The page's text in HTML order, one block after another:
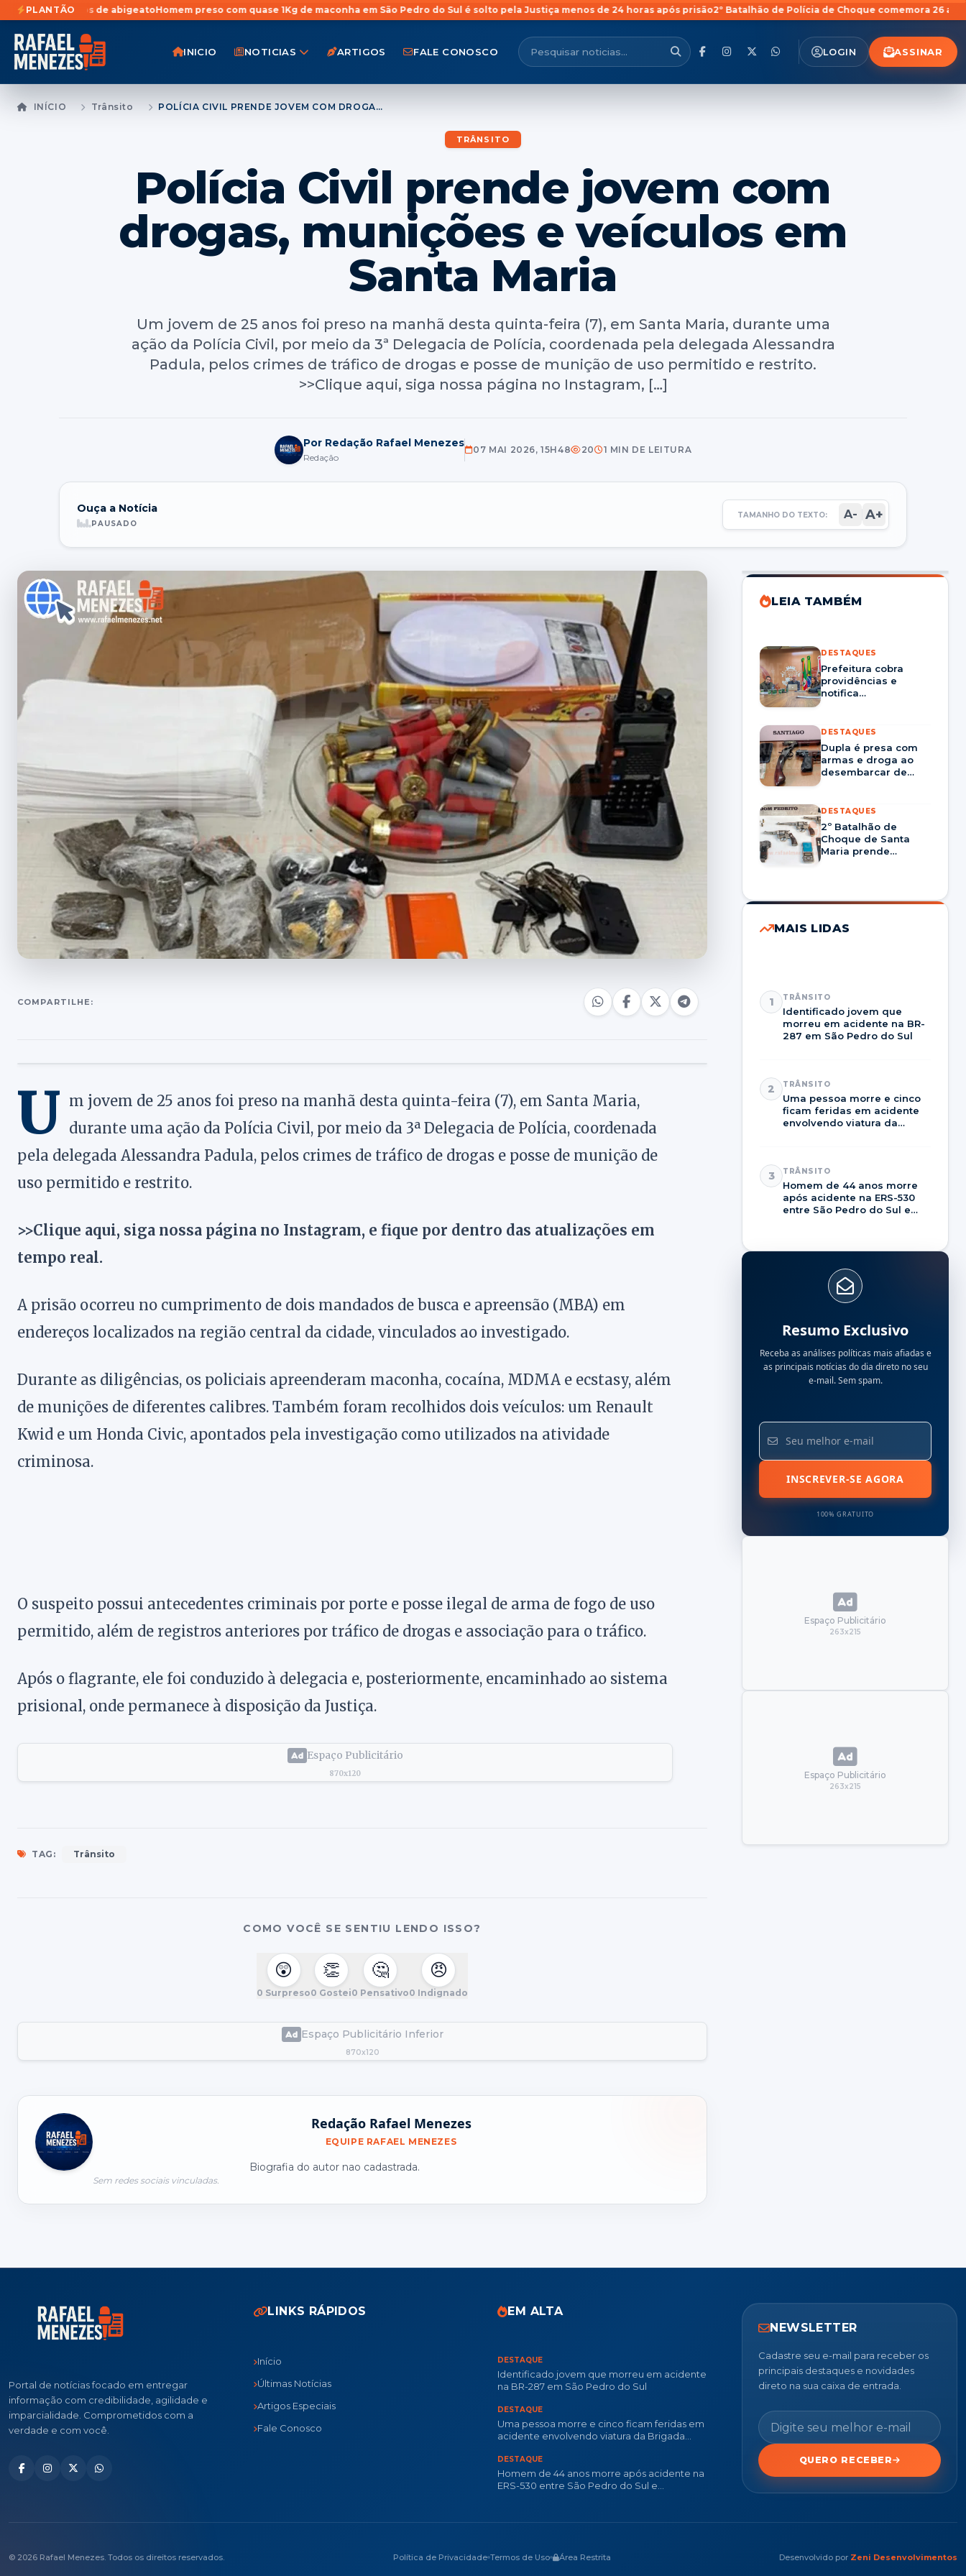
PLANTÃO
de abigeato Homem preso com quase 1Kg de maconha em São Pedro do Sul é solto pela Justiça menos de 24 horas após prisão2º Batalhão de Polícia de Choque comemora 26 anos em
INICIO NOTICIAS ARTIGOS FALE CONOSCO LOGIN ASSINAR
INÍCIO Trânsito POLÍCIA CIVIL PRENDE JOVEM COM DROGAS, MUNIÇÕES E VEÍCULOS EM SANTA MARIA
TRÂNSITO
Polícia Civil prende jovem com
drogas, munições e veículos em
Santa Maria
Um jovem de 25 anos foi preso na manhã desta quinta-feira (7), em Santa Maria, durante uma
ação da Polícia Civil, por meio da 3ª Delegacia de Polícia, coordenada pela delegada Alessandra
Padula, pelos crimes de tráfico de drogas e posse de munição de uso permitido e restrito.
>>Clique aqui, siga nossa página no Instagram, […]
Por Redação Rafael Menezes
Redação
07 MAI 2026, 15H48 20 1 MIN DE LEITURA
Ouça a Notícia
PAUSADO
TAMANHO DO TEXTO: A- A+
COMPARTILHE:
U m jovem de 25 anos foi preso na manhã desta quinta-feira (7), em Santa Maria,
durante uma ação da Polícia Civil, por meio da 3ª Delegacia de Polícia, coordenada
pela delegada Alessandra Padula, pelos crimes de tráfico de drogas e posse de munição de
uso permitido e restrito.
>>Clique aqui, siga nossa página no Instagram, e fique por dentro das atualizações em
tempo real.
A prisão ocorreu no cumprimento de dois mandados de busca e apreensão (MBA) em
endereços localizados na região central da cidade, vinculados ao investigado.
Durante as diligências, os policiais apreenderam maconha, cocaína, MDMA e ecstasy, além
de munições de diferentes calibres. Também foram recolhidos dois veículos: um Renault
Kwid e um Honda Civic, apontados pela investigação como utilizados na atividade
criminosa.
O suspeito possui antecedentes criminais por porte e posse ilegal de arma de fogo de uso
permitido, além de registros anteriores por tráfico de drogas e associação para o tráfico.
Após o flagrante, ele foi conduzido à delegacia e, posteriormente, encaminhado ao sistema
prisional, onde permanece à disposição da Justiça.
Espaço Publicitário
870x120
TAG: Trânsito
COMO VOCÊ SE SENTIU LENDO ISSO?
😲
0 Surpreso
👏
0 Gostei
🤔
0 Pensativo
😠
0 Indignado
Espaço Publicitário Inferior
870x120
Redação Rafael Menezes
EQUIPE RAFAEL MENEZES
Biografia do autor nao cadastrada.
Sem redes sociais vinculadas.
LEIA TAMBÉM
DESTAQUES
Prefeitura cobra
providências e
notifica
serviços em Santa
Maria
DESTAQUES
Dupla é presa com
armas e droga ao
desembarcar de
DESTAQUES
2º Batalhão de
Choque de Santa
Maria prende
Dom Pedrito
MAIS LIDAS
1 TRÂNSITO
Identificado jovem que
morreu em acidente na BR-
287 em São Pedro do Sul
2 TRÂNSITO
Uma pessoa morre e cinco
ficam feridas em acidente
envolvendo viatura da
3 TRÂNSITO
Homem de 44 anos morre
após acidente na ERS-530
entre São Pedro do Sul e
Resumo Exclusivo
Receba as análises políticas mais afiadas e
as principais notícias do dia direto no seu
e-mail. Sem spam.
INSCREVER-SE AGORA
100% GRATUITO
Espaço Publicitário
263x215
Espaço Publicitário
263x215
Portal de notícias focado em entregar
informação com credibilidade, agilidade e
imparcialidade. Comprometidos com a
verdade e com você.
LINKS RÁPIDOS
Início
Últimas Notícias
Artigos Especiais
Fale Conosco
EM ALTA
DESTAQUE
Identificado jovem que morreu em acidente
na BR-287 em São Pedro do Sul
DESTAQUE
Uma pessoa morre e cinco ficam feridas em
acidente envolvendo viatura da Brigada
DESTAQUE
Homem de 44 anos morre após acidente na
ERS-530 entre São Pedro do Sul e
NEWSLETTER
Cadastre seu e-mail para receber os
principais destaques e novidades
direto na sua caixa de entrada.
QUERO RECEBER
© 2026 Rafael Menezes. Todos os direitos reservados. Política de Privacidade Termos de Uso Área Restrita Desenvolvido por Zeni Desenvolvimentos